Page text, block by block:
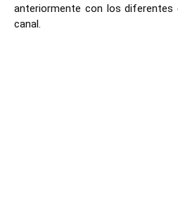
anteriormente con los diferentes
canal.